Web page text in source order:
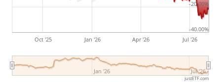
Oct '25 Jan '26 Apr '26 Jul '26
Jan '26 Jul '26
-40.00%
-20.00%
justETF.com